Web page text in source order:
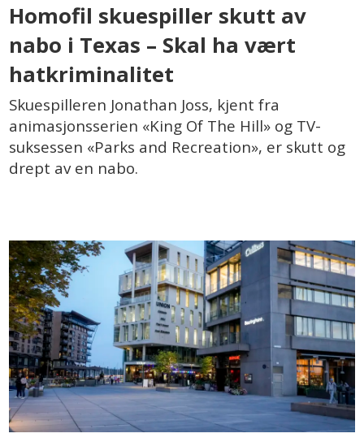
Homofil skuespiller skutt av
nabo i Texas – Skal ha vært
hatkriminalitet
Skuespilleren Jonathan Joss, kjent fra
animasjonsserien «King Of The Hill» og TV-
suksessen «Parks and Recreation», er skutt og
drept av en nabo.